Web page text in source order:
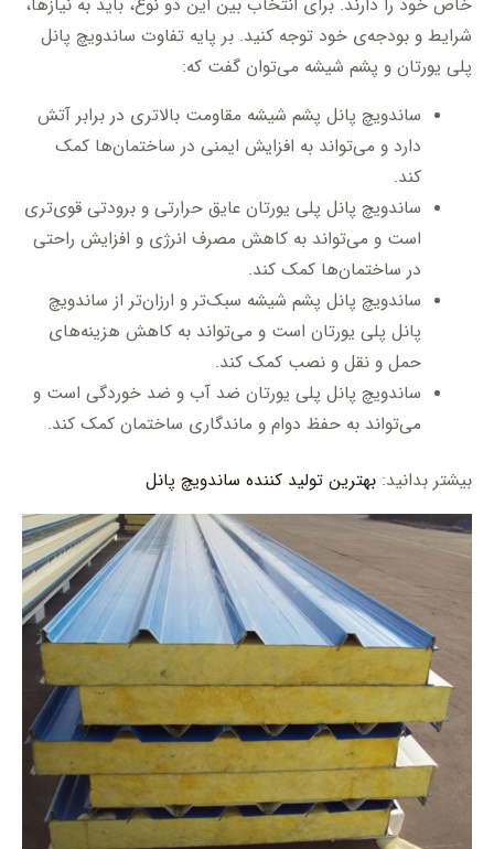
خاص خود را دارند. برای انتخاب بین این دو نوع، باید به نیازها،
شرایط و بودجه‌ی خود توجه کنید. بر پایه تفاوت ساندویچ پانل
پلی یورتان و پشم شیشه می‌توان گفت که:
ساندویچ پانل پشم شیشه مقاومت بالاتری در برابر آتش
دارد و می‌تواند به افزایش ایمنی در ساختمان‌ها کمک
کند.
ساندویچ پانل پلی یورتان عایق حرارتی و برودتی قوی‌تری
است و می‌تواند به کاهش مصرف انرژی و افزایش راحتی
در ساختمان‌ها کمک کند.
ساندویچ پانل پشم شیشه سبک‌تر و ارزان‌تر از ساندویچ
پانل پلی یورتان است و می‌تواند به کاهش هزینه‌های
حمل و نقل و نصب کمک کند.
ساندویچ پانل پلی یورتان ضد آب و ضد خوردگی است و
می‌تواند به حفظ دوام و ماندگاری ساختمان کمک کند.
بیشتر بدانید: بهترین تولید کننده ساندویچ پانل